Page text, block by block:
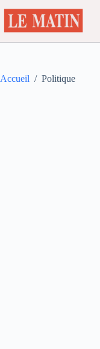
au
contenu
Accueil / Politique